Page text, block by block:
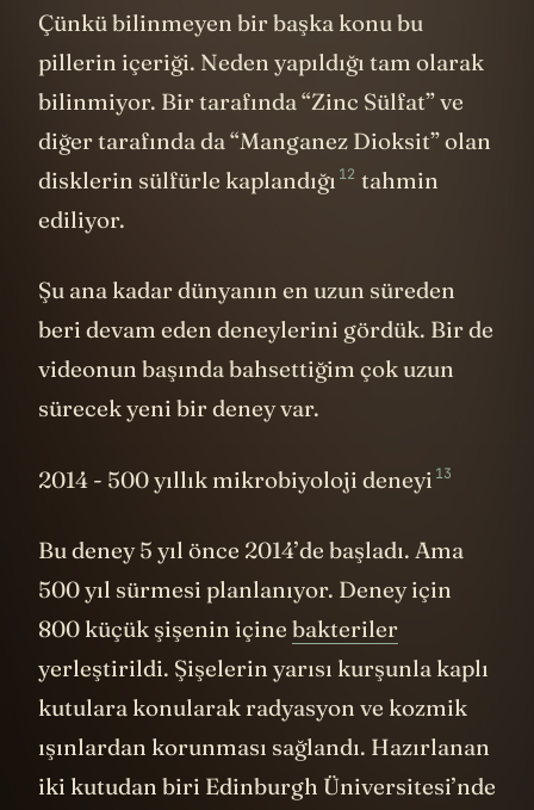
Çünkü bilinmeyen bir başka konu bu
pillerin içeriği. Neden yapıldığı tam olarak
bilinmiyor. Bir tarafında “Zinc Sülfat” ve
diğer tarafında da “Manganez Dioksit” olan
disklerin sülfürle kaplandığı 12 tahmin
ediliyor.
Şu ana kadar dünyanın en uzun süreden
beri devam eden deneylerini gördük. Bir de
videonun başında bahsettiğim çok uzun
sürecek yeni bir deney var.
2014 - 500 yıllık mikrobiyoloji deneyi 13
Bu deney 5 yıl önce 2014’de başladı. Ama
500 yıl sürmesi planlanıyor. Deney için
800 küçük şişenin içine bakteriler
yerleştirildi. Şişelerin yarısı kurşunla kaplı
kutulara konularak radyasyon ve kozmik
ışınlardan korunması sağlandı. Hazırlanan
iki kutudan biri Edinburgh Üniversitesi’nde